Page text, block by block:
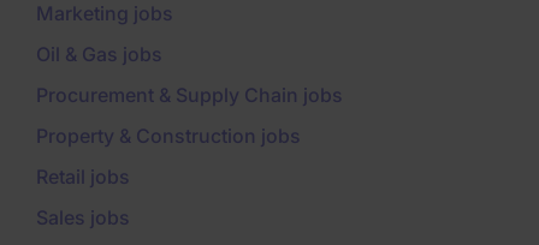
Marketing jobs
Oil & Gas jobs
Procurement & Supply Chain jobs
Property & Construction jobs
Retail jobs
Sales jobs